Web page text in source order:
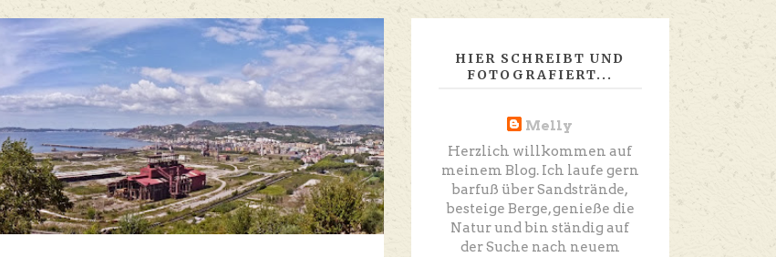
HIER SCHREIBT UND
FOTOGRAFIERT...
Melly
Herzlich willkommen auf
meinem Blog. Ich laufe gern
barfuß über Sandstrände,
besteige Berge, genieße die
Natur und bin ständig auf
der Suche nach neuem